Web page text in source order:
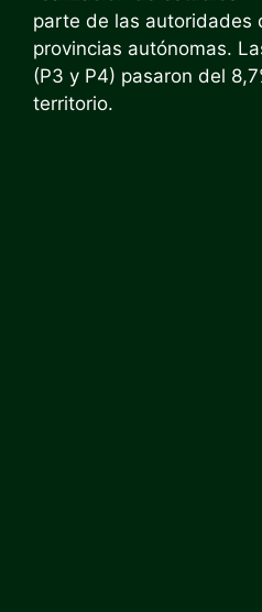
parte de las autoridades
provincias autónomas.
(P3 y P4) pasaron del
territorio.